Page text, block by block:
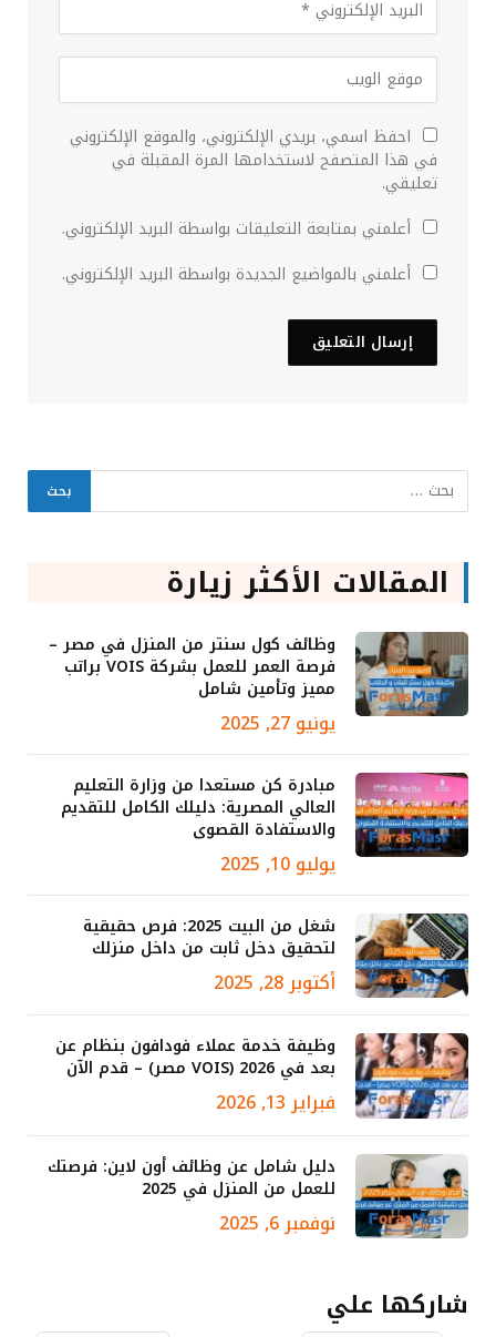
احفظ اسمي، بريدي الإلكتروني، والموقع الإلكتروني
في هذا المتصفح لاستخدامها المرة المقبلة في
تعليقي.
أعلمني بمتابعة التعليقات بواسطة البريد الإلكتروني.
أعلمني بالمواضيع الجديدة بواسطة البريد الإلكتروني.
المقالات الأكثر زيارة
وظائف كول سنتر من المنزل في مصر –
فرصة العمر للعمل بشركة VOIS براتب
مميز وتأمين شامل
يونيو 27, 2025
مبادرة كن مستعدا من وزارة التعليم
العالي المصرية: دليلك الكامل للتقديم
والاستفادة القصوى
يوليو 10, 2025
شغل من البيت 2025: فرص حقيقية
لتحقيق دخل ثابت من داخل منزلك
أكتوبر 28, 2025
وظيفة خدمة عملاء فودافون بنظام عن
بعد في 2026 (VOIS مصر) – قدم الآن
فبراير 13, 2026
دليل شامل عن وظائف أون لاين: فرصتك
للعمل من المنزل في 2025
نوفمبر 6, 2025
شاركها علي